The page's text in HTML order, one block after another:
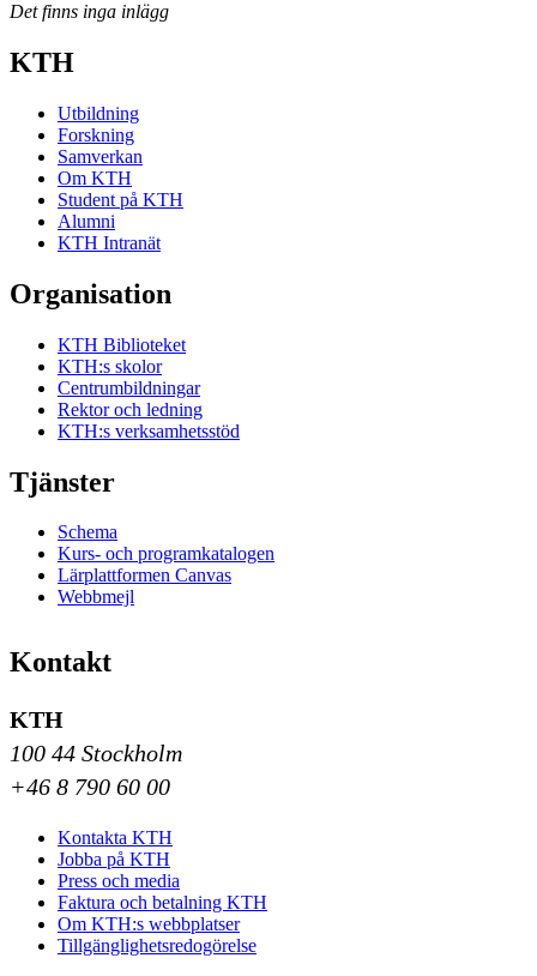
Det finns inga inlägg
KTH
Utbildning
Forskning
Samverkan
Om KTH
Student på KTH
Alumni
KTH Intranät
Organisation
KTH Biblioteket
KTH:s skolor
Centrumbildningar
Rektor och ledning
KTH:s verksamhetsstöd
Tjänster
Schema
Kurs- och programkatalogen
Lärplattformen Canvas
Webbmejl
Kontakt
KTH
100 44 Stockholm
+46 8 790 60 00
Kontakta KTH
Jobba på KTH
Press och media
Faktura och betalning KTH
Om KTH:s webbplatser
Tillgänglighetsredogörelse